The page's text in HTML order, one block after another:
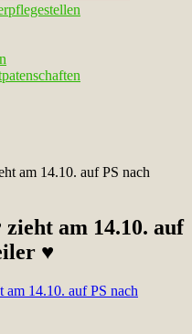
am 14.10. auf PS nach
am 14.10. auf
♥